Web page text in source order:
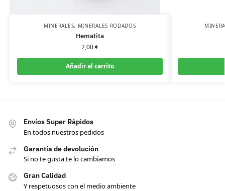
MINERALES, MINERALES RODADOS
Hematita
2,00€
Añadir al carrito
Envíos Super Rápidos
En todos nuestros pedidos
Garantía de devolución
Si no te gusta te lo cambiamos
Gran Calidad
Y respetuosos con el medio ambiente